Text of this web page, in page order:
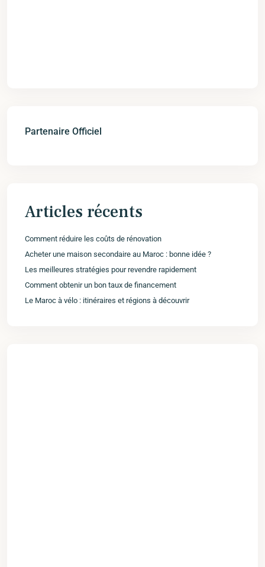
Partenaire Officiel
Articles récents
Comment réduire les coûts de rénovation
Acheter une maison secondaire au Maroc : bonne idée ?
Les meilleures stratégies pour revendre rapidement
Comment obtenir un bon taux de financement
Le Maroc à vélo : itinéraires et régions à découvrir